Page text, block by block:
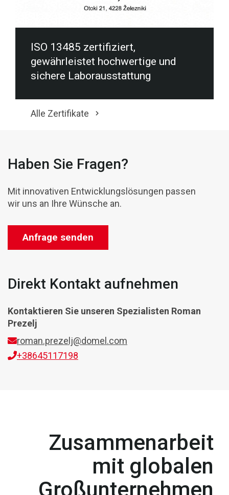
ISO 13485 zertifiziert,
gewährleistet hochwertige und
sichere Laborausstattung
Alle Zertifikate
Haben Sie Fragen?
Mit innovativen Entwicklungslösungen passen
wir uns an Ihre Wünsche an.
Anfrage senden
Direkt Kontakt aufnehmen
Kontaktieren Sie unseren Spezialisten Roman
Prezelj
roman.prezelj@domel.com
+38645117198
Zusammenarbeit
mit globalen
Großunternehmen